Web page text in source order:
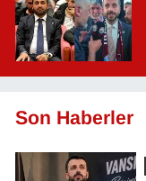
Son Haberler